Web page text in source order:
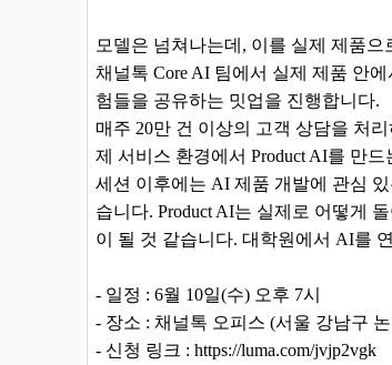
모델은 넘쳐나는데, 이를 실제 제품
채널톡 Core AI 팀에서 실제 제품 안에
험들을 공유하는 밋업을 진행합니다.
매주 20만 건 이상의 고객 상담을 처
제 서비스 환경에서 Product AI를 만
세션 이후에는 AI 제품 개발에 관심
습니다. Product AI는 실제로 어떻게
이 될 것 같습니다. 대학원에서 AI를
- 일정 : 6월 10일(수) 오후 7시
- 장소 : 채널톡 오피스 (서울 강남구
- 신청 링크 : https://luma.com/jvjp2vgk